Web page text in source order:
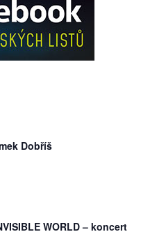
Dobříš
WORLD – koncert